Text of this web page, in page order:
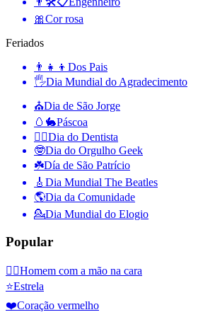
🎀Cor rosa
Feriados
👨‍👧‍👦 Dos Pais
🖐Dia Mundial do Agradecimento
⛪️Dia de São Jorge
🥚🐇Páscoa
👨‍⚕️Dia do Dentista
🤓Dia do Orgulho Geek
☘️Día de São Patrício
🎸 Dia Mundial The Beatles
🌎Dia da Comunidade
💁Dia Mundial do Elogio
Popular
🤦‍♂️Homem com a mão na cara
⭐Estrela
❤️Coração vermelho